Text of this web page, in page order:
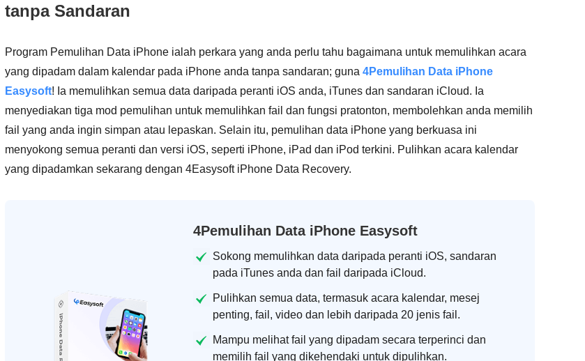
tanpa Sandaran
Program Pemulihan Data iPhone ialah perkara yang anda perlu tahu bagaimana untuk memulihkan acara
yang dipadam dalam kalendar pada iPhone anda tanpa sandaran; guna 4Pemulihan Data iPhone
Easysoft! Ia memulihkan semua data daripada peranti iOS anda, iTunes dan sandaran iCloud. Ia
menyediakan tiga mod pemulihan untuk memulihkan fail dan fungsi pratonton, membolehkan anda memilih
fail yang anda ingin simpan atau lepaskan. Selain itu, pemulihan data iPhone yang berkuasa ini
menyokong semua peranti dan versi iOS, seperti iPhone, iPad dan iPod terkini. Pulihkan acara kalendar
yang dipadamkan sekarang dengan 4Easysoft iPhone Data Recovery.
4Pemulihan Data iPhone Easysoft
Sokong memulihkan data daripada peranti iOS, sandaran
pada iTunes anda dan fail daripada iCloud.
Pulihkan semua data, termasuk acara kalendar, mesej
penting, fail, video dan lebih daripada 20 jenis fail.
Mampu melihat fail yang dipadam secara terperinci dan
memilih fail yang dikehendaki untuk dipulihkan.